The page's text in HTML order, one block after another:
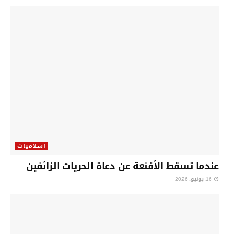
اسلاميات
عندما تسقط الأقنعة عن دعاة الحريات الزائفين